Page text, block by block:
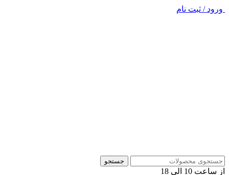
ورود / ثبت نام
جستجو
از ساعت 10 الی 18